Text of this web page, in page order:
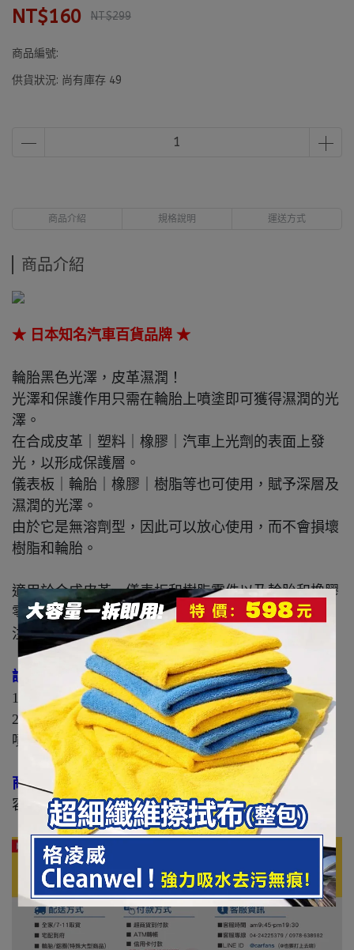
NT$160 NT$299
商品編號:
供貨狀況: 尚有庫存 49
商品介紹 規格說明 運送方式
商品介紹
★ 日本知名汽車百貨品牌 ★
輪胎黑色光澤，皮革濕潤！
光澤和保護作用只需在輪胎上噴塗即可獲得濕潤的光
澤。
在合成皮革｜塑料｜橡膠｜汽車上光劑的表面上發
光，以形成保護層。
儀表板｜輪胎｜橡膠｜樹脂等也可使用，賦予深層及
濕潤的光澤。
由於它是無溶劑型，因此可以放心使用，而不會損壞
樹脂和輪胎。
適用於合成皮革、儀表板和樹脂零件以及輪胎和橡膠
零件。
注意：不適用於機械零件。請勿應用於方向盤。
說明：
1.清除輪胎上的泥土和沙子。
2.將此商品直接噴到輪胎上，不用水洗、擦拭。只需
噴塗在輪胎上（適用於濕輪胎！）
商品規格：
容量：420ml